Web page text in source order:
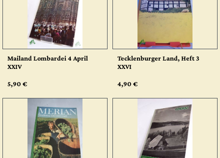
Mailand Lombardei 4 April
XXIV
5,90 €
Tecklenburger Land, Heft 3
XXVI
4,90 €